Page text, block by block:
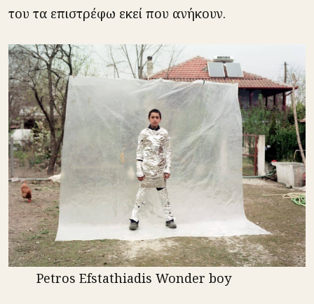
του τα επιστρέφω εκεί που ανήκουν.
Petros Efstathiadis Wonder boy